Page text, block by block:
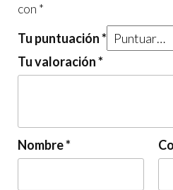
con *
Tu puntuación*
Tu valoración*
Nombre*